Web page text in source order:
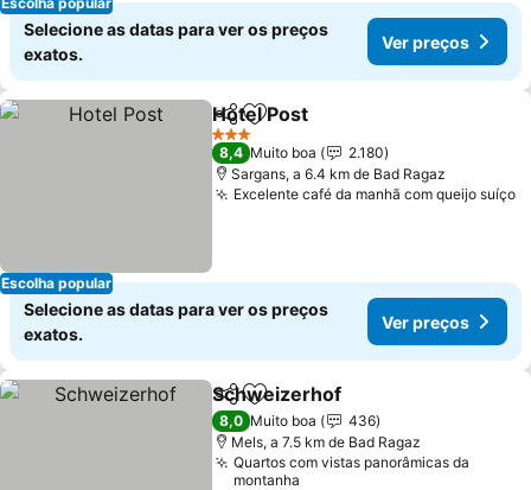
Selecione as datas para ver os preços
exatos.
Ver preços
Escolha popular
PartilharAdicionar aos favoritos
Hotel Post
3 Estrelas
8,4 Muito boa
2.180
Sargans, a 6.4 km de Bad Ragaz
Excelente café da manhã com queijo suíço
Selecione as datas para ver os preços
exatos.
Ver preços
PartilharAdicionar aos favoritos
Schweizerhof
8,0 Muito boa
436
Mels, a 7.5 km de Bad Ragaz
Quartos com vistas panorâmicas da
montanha